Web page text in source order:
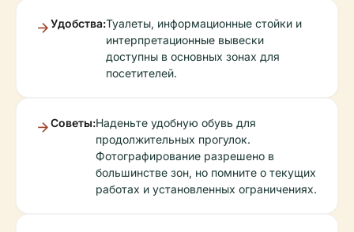
Удобства:Туалеты, информационные стойки и
интерпретационные вывески
доступны в основных зонах для
посетителей.
Советы:Наденьте удобную обувь для
продолжительных прогулок.
Фотографирование разрешено в
большинстве зон, но помните о текущих
работах и установленных ограничениях.